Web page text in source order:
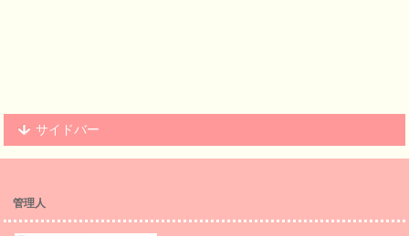
サイドバー
管理人